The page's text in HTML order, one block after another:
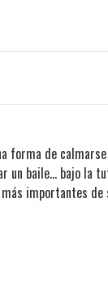
forma de calmarse
un baile... bajo la
importantes